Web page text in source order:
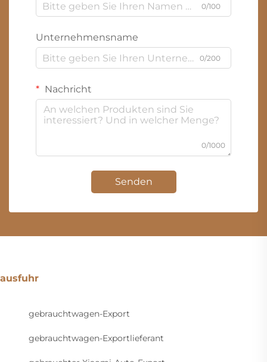
0/100
Unternehmensname
0/200
Nachricht
0/1000
Senden
ausfuhr
gebrauchtwagen-Export
gebrauchtwagen-Exportlieferant